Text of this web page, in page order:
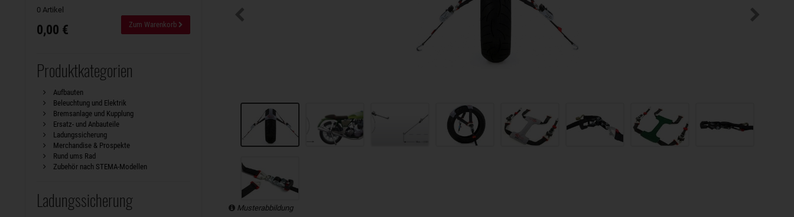
Musterabbildung
0 Artikel
0,00 € Zum Warenkorb
Produktkategorien
Aufbauten
Beleuchtung und Elektrik
Bremsanlage und Kupplung
Ersatz- und Anbauteile
Ladungssicherung
Merchandise & Prospekte
Rund ums Rad
Zubehör nach STEMA-Modellen
Ladungssicherung